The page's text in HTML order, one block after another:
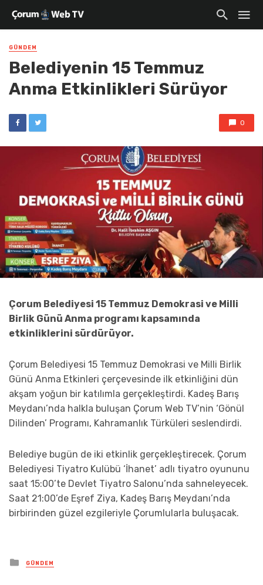
GÜNDEM
Belediyenin 15 Temmuz
Anma Etkinlikleri Sürüyor
0
Çorum Belediyesi 15 Temmuz Demokrasi ve Milli
Birlik Günü Anma programı kapsamında
etkinliklerini sürdürüyor.
Çorum Belediyesi 15 Temmuz Demokrasi ve Milli Birlik
Günü Anma Etkinleri çerçevesinde ilk etkinliğini dün
akşam yoğun bir katılımla gerçekleştirdi. Kadeş Barış
Meydanı’nda halkla buluşan Çorum Web TV’nin ‘Gönül
Dilinden’ Programı, Kahramanlık Türküleri seslendirdi.
Belediye bugün de iki etkinlik gerçekleştirecek. Çorum
Belediyesi Tiyatro Kulübü ‘İhanet’ adlı tiyatro oyununu
saat 15:00’te Devlet Tiyatro Salonu’nda sahneleyecek.
Saat 21:00’de Eşref Ziya, Kadeş Barış Meydanı’nda
birbirinden güzel ezgileriyle Çorumlularla buluşacak.
Posted
in
GÜNDEM